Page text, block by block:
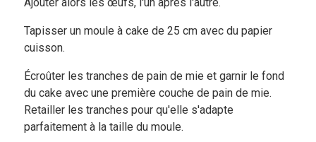
Ajouter alors les œufs, l'un après l'autre.
Tapisser un moule à cake de 25 cm avec du papier
cuisson.
Écroûter les tranches de pain de mie et garnir le fond
du cake avec une première couche de pain de mie.
Retailler les tranches pour qu'elle s'adapte
parfaitement à la taille du moule.